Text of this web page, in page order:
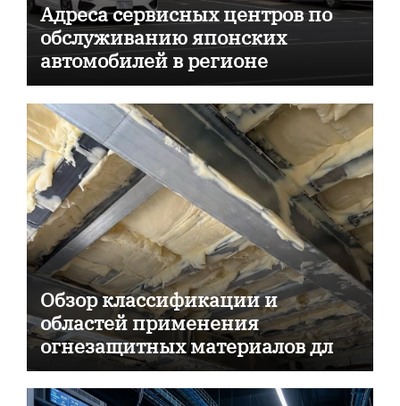
Адреса сервисных центров по
обслуживанию японских
автомобилей в регионе
Обзор классификации и
областей применения
огнезащитных материалов для
пассивной противопожарной
защиты